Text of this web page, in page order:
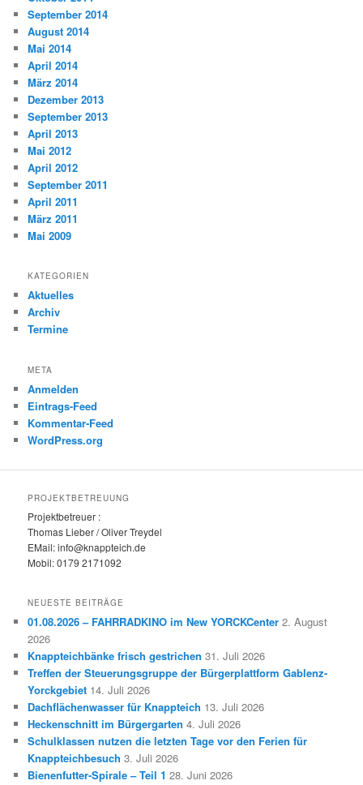
September 2014
August 2014
Mai 2014
April 2014
März 2014
Dezember 2013
September 2013
April 2013
Mai 2012
April 2012
September 2011
April 2011
März 2011
Mai 2009
KATEGORIEN
Aktuelles
Archiv
Termine
META
Anmelden
Eintrags-Feed
Kommentar-Feed
WordPress.org
PROJEKTBETREUUNG
Projektbetreuer :
Thomas Lieber / Oliver Treydel
EMail: info@knappteich.de
Mobil: 0179 2171092
NEUESTE BEITRÄGE
01.08.2026 – FAHRRADKINO im New YORCKCenter 2. August
2026
Knappteichbänke frisch gestrichen 31. Juli 2026
Treffen der Steuerungsgruppe der Bürgerplattform Gablenz-
Yorckgebiet 14. Juli 2026
Dachflächenwasser für Knappteich 13. Juli 2026
Heckenschnitt im Bürgergarten 4. Juli 2026
Schulklassen nutzen die letzten Tage vor den Ferien für
Knappteichbesuch 3. Juli 2026
Bienenfutter-Spirale – Teil 1 28. Juni 2026